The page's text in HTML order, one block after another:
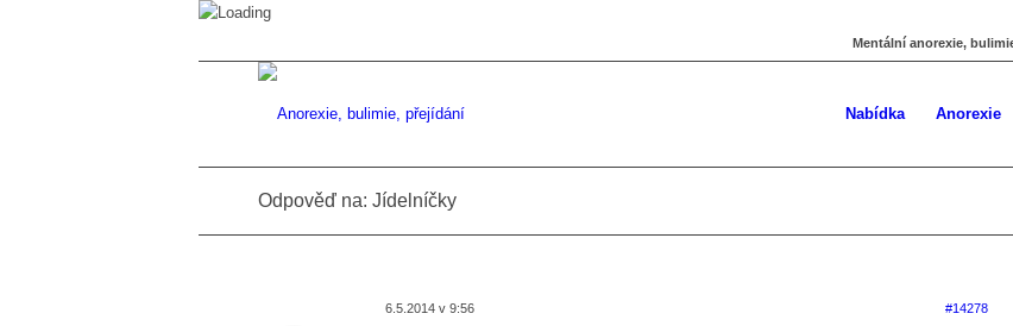
Mentální anorexie,
Nabídka Anorexie
Odpověď na: Jídelníčky
6.5.2014 v 9:56 #14278